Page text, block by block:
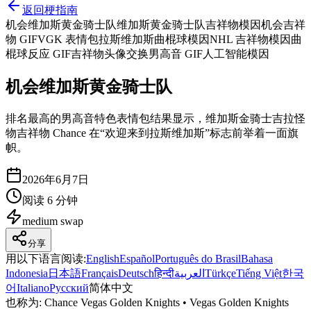
返回梗指南
机会维加斯黄金骑士队维加斯黄金骑士队吉祥物模因机会吉祥
物 GIFVGK 表情包拉斯维加斯曲棍球模因NHL 吉祥物模因 曲
棍球反应 GIF吉祥物头像交换男高音 GIF人工智能模因
机会维加斯黄金骑士队
排名最高的男高音特色表情包结果显示，维加斯金骑士吉拉怪
物吉祥物 Chance 在“欢迎来到拉斯维加斯”标志前举着一面旗
帜。
2026年6月7日
阅读 6 分钟
medium swap
分享
用以下语言阅读:EnglishEspañolPortuguês do BrasilBahasa
Indonesia 日本語FrançaisDeutschहिन्दीالعربية TürkçeTiếng Việt한국
어ItalianoРусский简体中文
也称为: Chance Vegas Golden Knights • Vegas Golden Knights